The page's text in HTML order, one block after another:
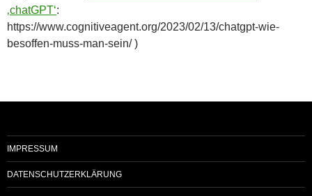
‚chatGPT‘:
https://www.cognitiveagent.org/2023/02/13/chatgpt-wie-
besoffen-muss-man-sein/ )
IMPRESSUM
DATENSCHUTZERKLÄRUNG